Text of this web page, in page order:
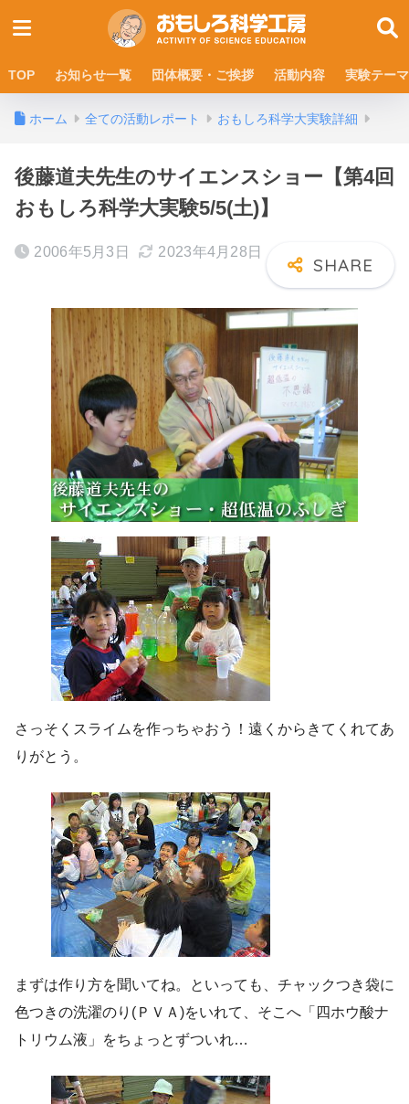
TOP お知らせ一覧 団体概要・ご挨拶 活動内容 実験テーマ
ホーム 全ての活動レポート おもしろ科学大実験詳細
後藤道夫先生のサイエンスショー【第4回
おもしろ科学大実験5/5(土)】
2006年5月3日 2023年4月28日
さっそくスライムを作っちゃおう！遠くからきてくれてあ
りがとう。
まずは作り方を聞いてね。といっても、チャックつき袋に
色つきの洗濯のり(ＰＶＡ)をいれて、そこへ「四ホウ酸ナ
トリウム液」をちょっとずついれ…